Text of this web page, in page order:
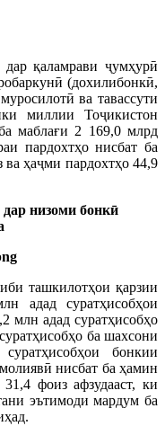
қаламрави ҷумҳурӣ
(дохилибонкӣ,
ва тавассути
миллии Тоҷикистон
маблағи 2 169,0 млрд
пардохтҳо нисбат ба
ҳаҷми пардохтҳо 44,9
низоми бонкӣ
ташкилотҳои қарзии
адад суратҳисобҳои
млн адад суратҳисобҳо
ба шахсони
бонкии
нисбат ба ҳамин
фоиз афзудааст, ки
эътимоди мардум ба